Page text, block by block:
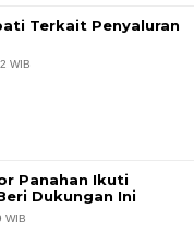
Terkait Penyaluran
WIB
Panahan Ikuti
Dukungan Ini
WIB